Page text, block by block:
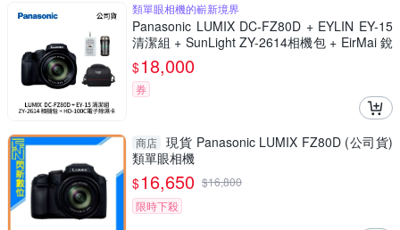
類單眼相機的嶄新境界
Panasonic LUMIX DC-FZ80D + EYLIN EY-15
清潔組 + SunLight ZY-2614相機包 + EirMai 銳
瑪 HD-100C電子除濕卡 FZ80D (公司貨)
$18,000
券
商店 現貨 Panasonic LUMIX FZ80D (公司貨)
類單眼相機
$16,650 $16,800
限時下殺